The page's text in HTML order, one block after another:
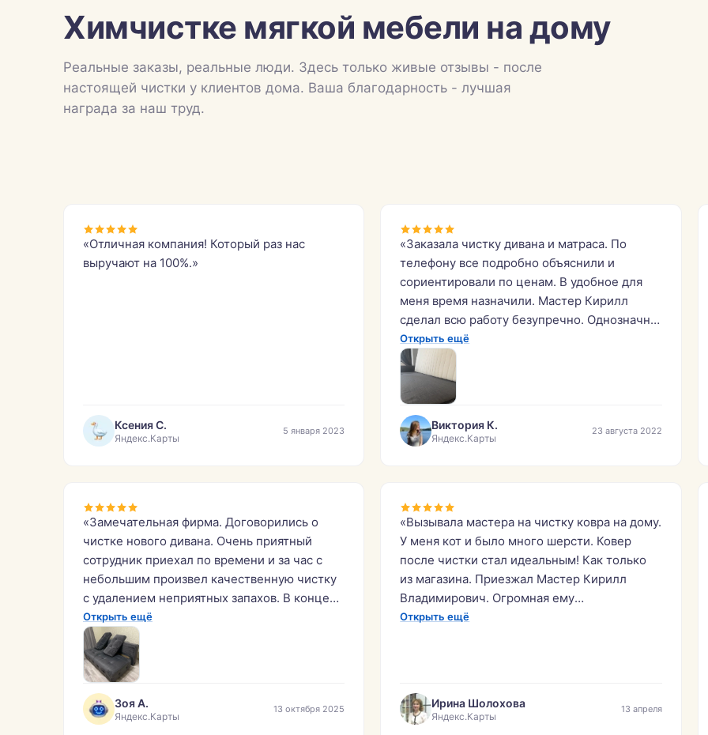
Химчистке мягкой мебели на дому
Реальные заказы, реальные люди. Здесь только живые отзывы - после
настоящей чистки у клиентов дома. Ваша благодарность - лучшая
награда за наш труд.
«Отличная компания! Который раз нас
выручают на 100%.»
Ксения С.
Яндекс.Карты
5 января 2023
«Заказала чистку дивана и матраса. По
телефону все подробно объяснили и
сориентировали по ценам. В удобное для
меня время назначили. Мастер Кирилл
сделал всю работу безупречно. Однозначно
рекомендую!»
Открыть ещё
Виктория К.
Яндекс.Карты
23 августа 2022
«Замечательная фирма. Договорились о
чистке нового дивана. Очень приятный
сотрудник приехал по времени и за час с
небольшим произвел качественную чистку
с удалением неприятных запахов. В конце
процесса можно увидеть, какая грязная
вода после мытья! Это говорит о том, что
даже новые предметы мебели нуждаются в
мойке. Благодарю данную компанию,
Кирилла лично и рекомендую всем, кому
нужно качественное очищение
Открыть ещё
Зоя А.
Яндекс.Карты
13 октября 2025
«Вызывала мастера на чистку ковра на дому.
У меня кот и было много шерсти. Ковер
после чистки стал идеальным! Как только
из магазина. Приезжал Мастер Кирилл
Владимирович. Огромная ему
благодарность!»
Открыть ещё
Ирина Шолохова
Яндекс.Карты
13 апреля